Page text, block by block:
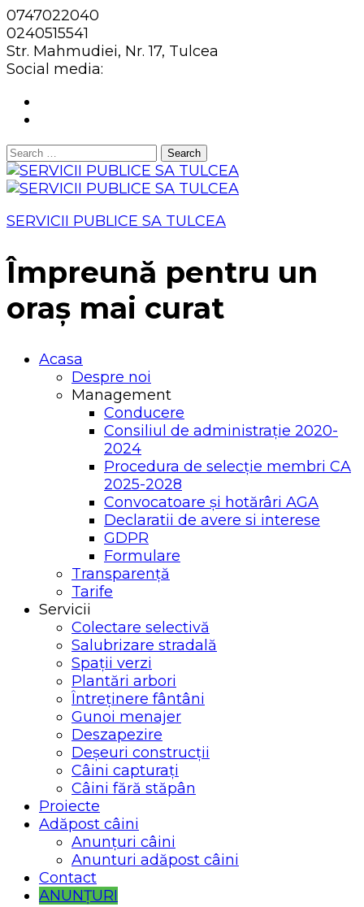
0747022040
0240515541
Str. Mahmudiei, Nr. 17, Tulcea
Social media:
Search
for:
SERVICII PUBLICE SA TULCEA
Împreună pentru un
oraș mai curat
Acasa
Despre noi
Management
Conducere
Consiliul de administrație 2020-
2024
Procedura de selecție membri CA
2025-2028
Convocatoare și hotărâri AGA
Declaratii de avere si interese
GDPR
Formulare
Transparență
Tarife
Servicii
Colectare selectivă
Salubrizare stradală
Spații verzi
Plantări arbori
Întreținere fântâni
Gunoi menajer
Deszapezire
Deșeuri construcții
Câini capturați
Câini fără stăpân
Proiecte
Adăpost câini
Anunțuri câini
Anunturi adăpost câini
Contact
ANUNȚURI